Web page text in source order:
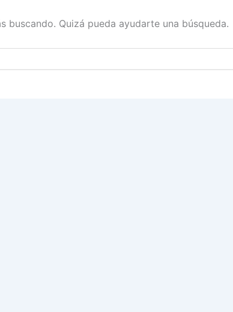
buscando. Quizá pueda ayudarte una búsqueda.